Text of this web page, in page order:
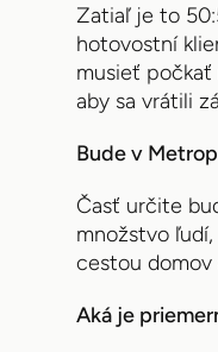
Zatiaľ je to
hotovostní
musieť počkať
aby sa vrátili
Bude v
Časť určite
množstvo
cestou domov
Aká je